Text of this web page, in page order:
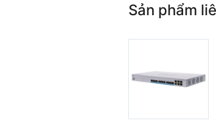
Sản phẩm